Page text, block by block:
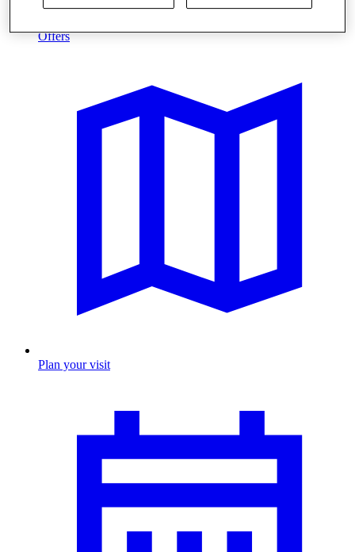
Offers
Plan your visit